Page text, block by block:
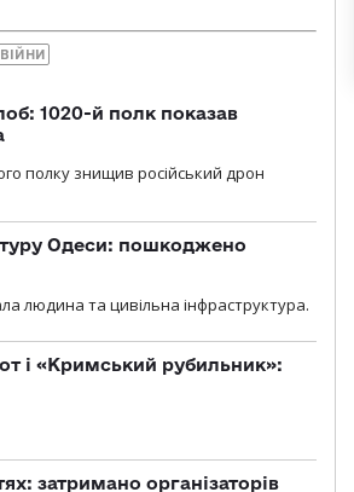
1020-й полк показав
полку знищив російський дрон
Одеси: пошкоджено
людина та цивільна інфраструктура.
і «Кримський рубильник»:
затримано організаторів